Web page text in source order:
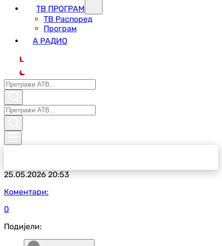
ТВ ПРОГРАМ
ТВ Распоред
Програм
А РАДИО
L
25.05.202620:53
Коментари:
0
Подијели: